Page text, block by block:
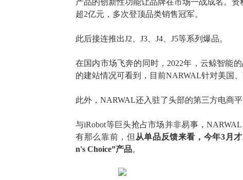
产品的创新性功能让品牌在市场一战成名。资
超2亿元 ， 多次登顶品类销售冠军。
此后接连推出J2、J3、J4、J5等系列 爆品。
在国内市场飞奔的同时， 2022年，云鲸智能
的建站情况可看到，目前NARWAL针对美国
此外， NARWAL还入驻了头部的第三方电商
与iRobot等巨头抢占市场并非易事，
有那么靠前，但 从单品反馈来看，今年3月
n's Choice”产品。